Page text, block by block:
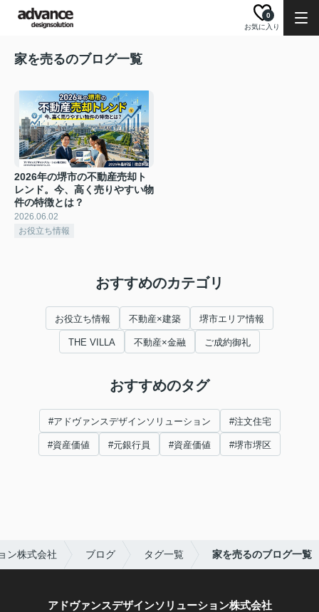
お気に入り
0
家を売るのブログ一覧
2026年の堺市の不動産売却ト
レンド。今、高く売りやすい物
件の特徴とは？
2026.06.02
お役立ち情報
おすすめのカテゴリ
お役立ち情報 不動産×建築 堺市エリア情報
THE VILLA 不動産×金融 ご成約御礼
おすすめのタグ
#アドヴァンスデザインソリューション #注文住宅
#資産価値 #元銀行員 #資産価値 #堺市堺区
ン株式会社 ブログ タグ一覧 家を売るのブログ一覧
アドヴァンスデザインソリューション株式会社